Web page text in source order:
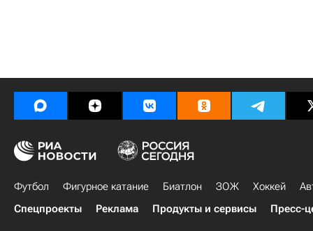
Футбол Фигурное катание Биатлон ЗОЖ Хоккей
Спецпроекты
Реклама Продукты и сервисы Пресс-